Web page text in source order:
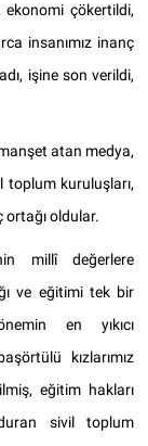
ekonomi çökertildi,
insanımız inanç
işine son verildi,
atan medya,
kuruluşları,
oldular.
millî değerlere
ve eğitimi tek bir
en yıkıcı
kızlarımız
eğitim hakları
duran sivil toplum